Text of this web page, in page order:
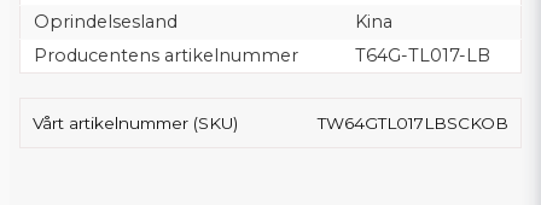
Oprindelsesland
Kina
Producentens artikelnummer
T64G-TL017-LB
Vårt artikelnummer (SKU) TW64GTL017LBSCKOB